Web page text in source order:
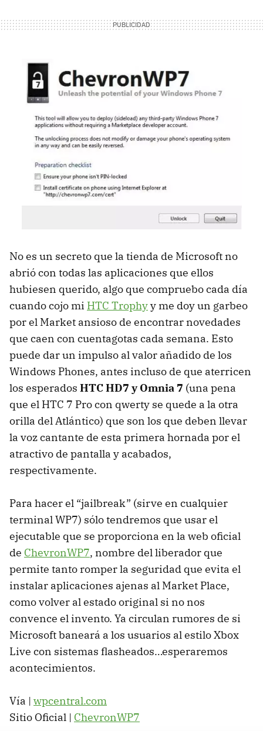
No es un secreto que la tienda de Microsoft no
abrió con todas las aplicaciones que ellos
hubiesen querido, algo que compruebo cada día
cuando cojo mi HTC Trophyy me doy un garbeo
por el Market ansioso de encontrar novedades
que caen con cuentagotas cada semana. Esto
puede dar un impulso al valor añadido de los
Windows Phones, antes incluso de que aterricen
los esperados HTCHD7 y Omnia 7 (una pena
que el HTC 7 Pro con qwerty se quede a la otra
orilla del Atlántico) que son los que deben llevar
la voz cantante de esta primera hornada por el
atractivo de pantalla y acabados,
respectivamente.
Para hacer el “jailbreak” (sirve en cualquier
terminal WP7) sólo tendremos que usar el
ejecutable que se proporciona en la web oficial
de ChevronWP7, nombre del liberador que
permite tanto romper la seguridad que evita el
instalar aplicaciones ajenas al Market Place,
como volver al estado original si no nos
convence el invento. Ya circulan rumores de si
Microsoft baneará a los usuarios al estilo Xbox
Live con sistemas flasheados…esperaremos
acontecimientos.
Vía | wpcentral.com
Sitio Oficial | ChevronWP7